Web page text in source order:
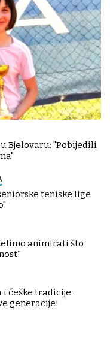
Bjelovaru: "Pobijedili
teniske lige
animirati što
češke tradicije:
generacije!